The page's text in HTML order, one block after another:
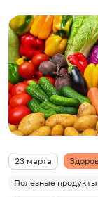
23 марта
Полезные продукты